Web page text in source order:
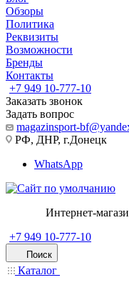
Обзоры
Политика
Реквизиты
Возможности
Бренды
Контакты
+7 949 10-777-10
Заказать звонок
Задать вопрос
magazinsport-
РФ, ДНР, г.Донецк
WhatsApp
Интернет-
+7 949 10-777-10
Поиск
Каталог